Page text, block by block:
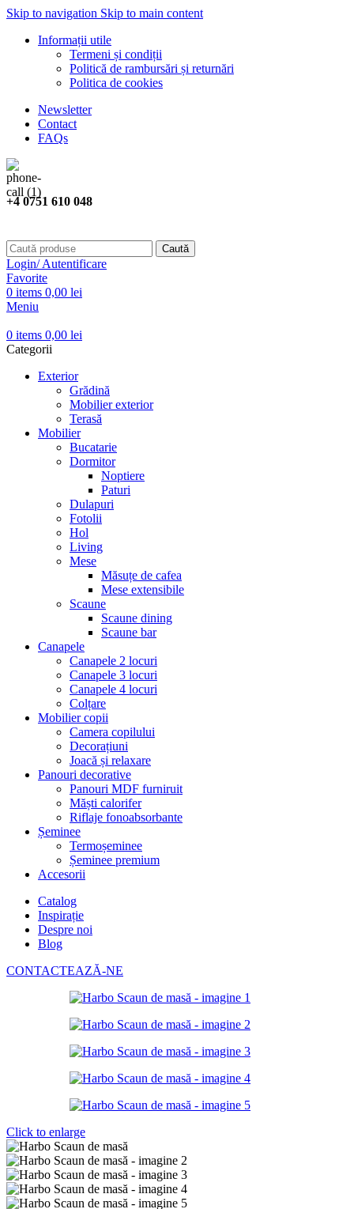
Skip to navigation Skip to main content
Informații utile
Termeni și condiții
Politică de rambursări și returnări
Politica de cookies
Newsletter
Contact
FAQs
+4 0751 610 048
Caută
Login/ Autentificare
Favorite
0 items 0,00 lei
Meniu
0 items 0,00 lei
Categorii
Exterior
Grădină
Mobilier exterior
Terasă
Mobilier
Bucatarie
Dormitor
Noptiere
Paturi
Dulapuri
Fotolii
Hol
Living
Mese
Măsuțe de cafea
Mese extensibile
Scaune
Scaune dining
Scaune bar
Canapele
Canapele 2 locuri
Canapele 3 locuri
Canapele 4 locuri
Colțare
Mobilier copii
Camera copilului
Decorațiuni
Joacă și relaxare
Panouri decorative
Panouri MDF furniruit
Măști calorifer
Riflaje fonoabsorbante
Șeminee
Termoșeminee
Șeminee premium
Accesorii
Catalog
Inspirație
Despre noi
Blog
CONTACTEAZĂ-NE
Click to enlarge